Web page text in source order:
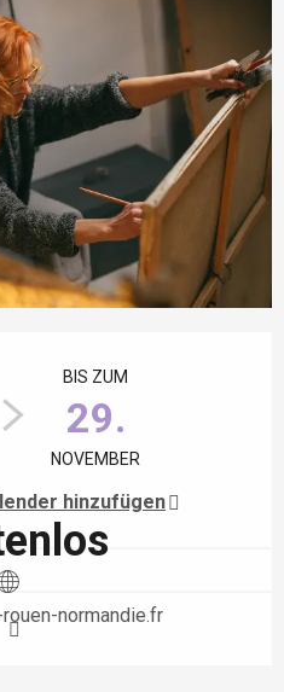
BIS ZUM
29.
NOVEMBER
hinzufügen
normandie.fr